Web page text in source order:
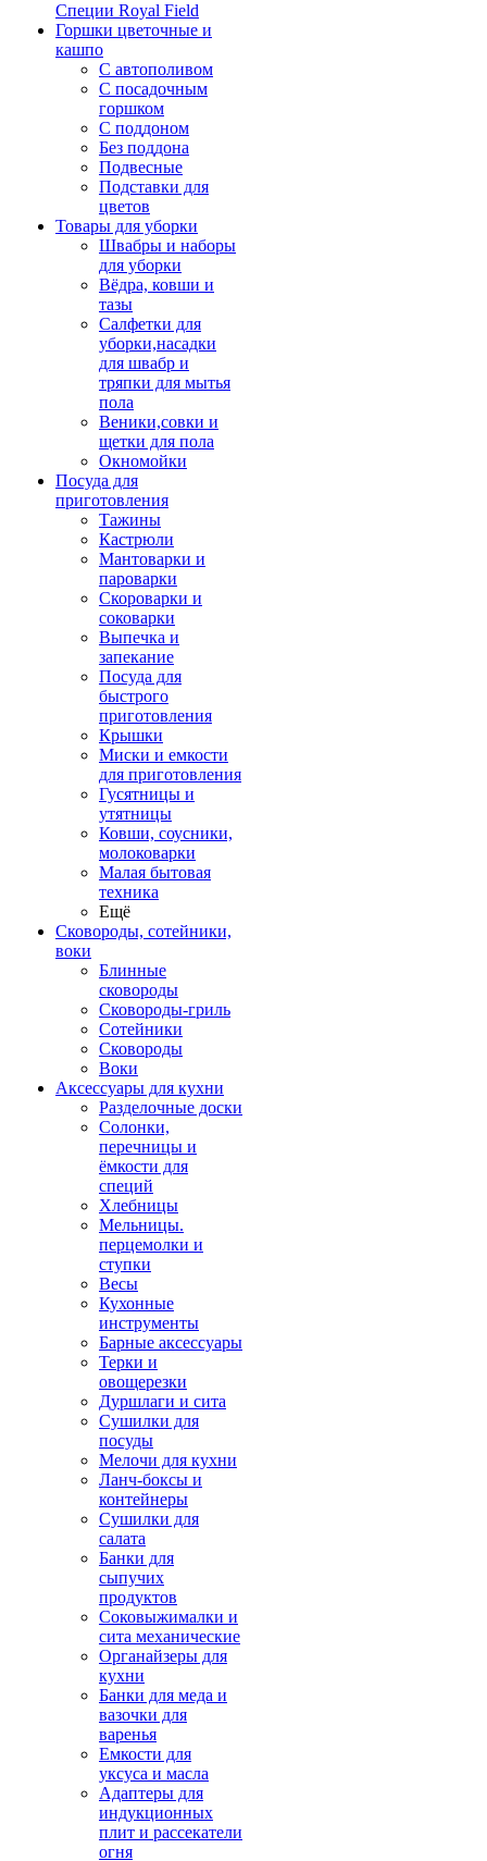
Специи Royal Field
Горшки цветочные и
кашпо
С автополивом
С посадочным
горшком
С поддоном
Без поддона
Подвесные
Подставки для
цветов
Товары для уборки
Швабры и наборы
для уборки
Вёдра, ковши и
тазы
Салфетки для
уборки,насадки
для швабр и
тряпки для мытья
пола
Веники,совки и
щетки для пола
Окномойки
Посуда для
приготовления
Тажины
Кастрюли
Мантоварки и
пароварки
Скороварки и
соковарки
Выпечка и
запекание
Посуда для
быстрого
приготовления
Крышки
Миски и емкости
для приготовления
Гусятницы и
утятницы
Ковши, соусники,
молоковарки
Малая бытовая
техника
Ещё
Сковороды, сотейники,
воки
Блинные
сковороды
Сковороды-гриль
Сотейники
Сковороды
Воки
Аксессуары для кухни
Разделочные доски
Солонки,
перечницы и
ёмкости для
специй
Хлебницы
Мельницы.
перцемолки и
ступки
Весы
Кухонные
инструменты
Барные аксессуары
Терки и
овощерезки
Дуршлаги и сита
Сушилки для
посуды
Мелочи для кухни
Ланч-боксы и
контейнеры
Сушилки для
салата
Банки для
сыпучих
продуктов
Соковыжималки и
сита механические
Органайзеры для
кухни
Банки для меда и
вазочки для
варенья
Емкости для
уксуса и масла
Адаптеры для
индукционных
плит и рассекатели
огня